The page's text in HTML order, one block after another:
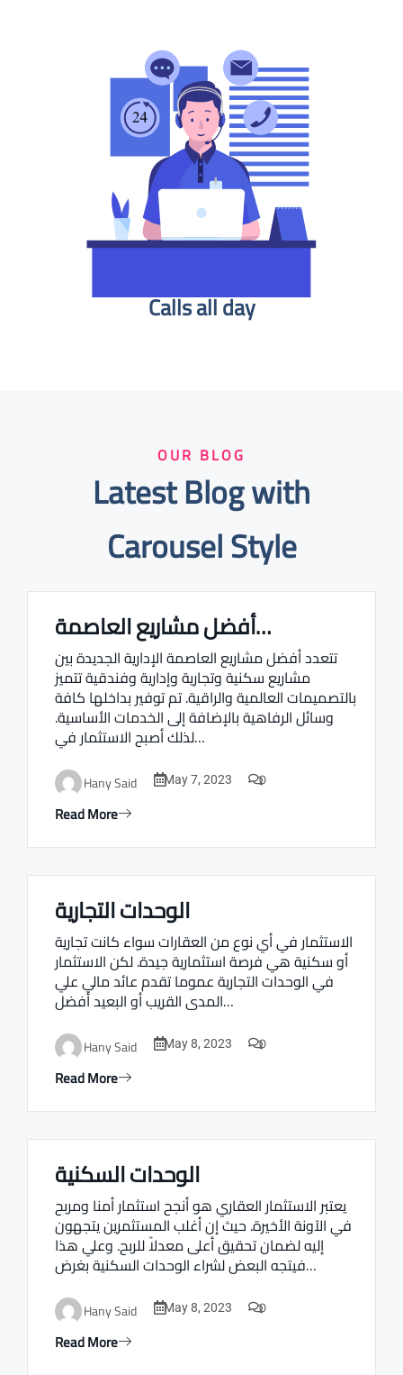
Calls all day
OUR BLOG
Latest Blog with
Carousel Style
Real estate Estate ville أفضل مشاريع العاصمة…
تتعدد أفضل مشاريع العاصمة الإدارية الجديدة بين
مشاريع سكنية وتجارية وإدارية وفندقية تتميز
بالتصميمات العالمية والراقية. تم توفير بداخلها كافة
وسائل الرفاهية بالإضافة إلى الخدمات الأساسية.
لذلك أصبح الاستثمار في…
Hany Said May 7, 2023 0
Read More
Real estate Estate ville
الوحدات التجارية
الاستثمار في أي نوع من العقارات سواء كانت تجارية
أو سكنية هي فرصة استثمارية جيدة. لكن الاستثمار
في الوحدات التجارية عموما تقدم عائد مالي علي
المدى القريب أو البعيد أفضل…
Hany Said May 8, 2023 0
Read More
Real estate Estate ville
الوحدات السكنية
يعتبر الاستثمار العقاري هو أنجح استثمار أمنا ومربح
في الآونة الأخيرة. حيث إن أغلب المستثمرين يتجهون
إليه لضمان تحقيق أعلى معدلاً للربح. وعلي هذا
فيتجه البعض لشراء الوحدات السكنية بغرض…
Hany Said May 8, 2023 0
Read More